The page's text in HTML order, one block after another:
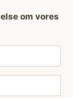
om vores